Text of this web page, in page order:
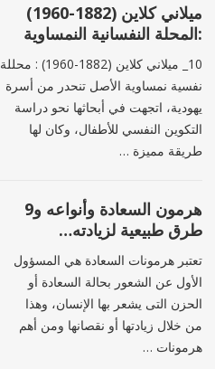
ميلاني كلاين (1882-1960)
:المحلة النفسانية النمساوية
10_ ميلاني كلاين (1882-1960) : محللة
نفسية نمساوية الأصل تنحدر من أسرة
يهودية، اتجهت في أبحاثها نحو دراسة
التكوين النفسي للأطفال، وكان لها
طريقة مميزة …
هرمون السعادة وأنواعه و9
طرق طبيعية لزيادته…‎
تعتبر هرمونات السعادة هي المسؤول
الأول عن الشعور بحالة السعادة أو
الحزن التى يشعر بها الإنسان، وهذا
من خلال زيادتها أو نقصانها ومن أهم
هرمونات …